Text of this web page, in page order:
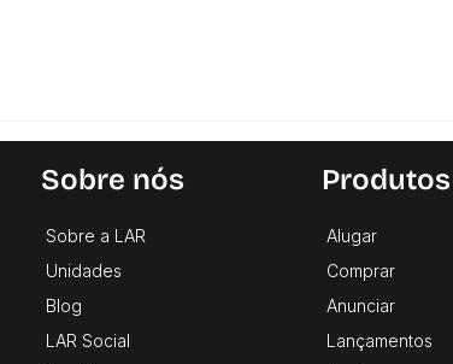
Sobre nós
Sobre a LAR
Unidades
Blog
LAR Social
Produtos
Alugar
Comprar
Anunciar
Lançamentos